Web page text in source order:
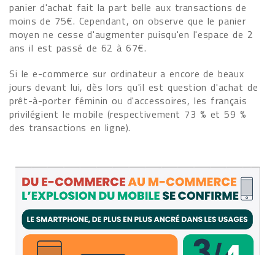
panier d'achat fait la part belle aux transactions de
moins de 75€. Cependant, on observe que le panier
moyen ne cesse d'augmenter puisqu'en l'espace de 2
ans il est passé de 62 à 67€.
Si le e-commerce sur ordinateur a encore de beaux
jours devant lui, dès lors qu'il est question d'achat de
prêt-à-porter féminin ou d'accessoires, les français
privilégient le mobile (respectivement 73 % et 59 %
des transactions en ligne).